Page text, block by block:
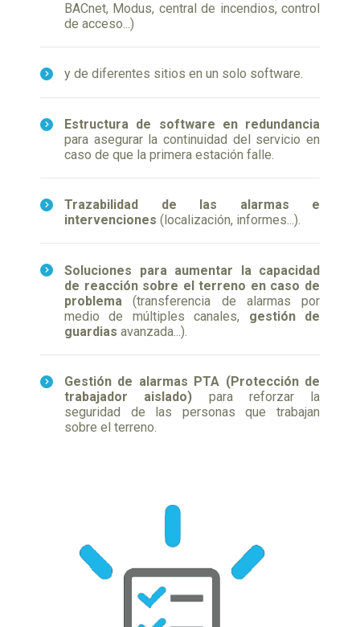
BACnet, Modus, central de incendios, control
de acceso...)
y de diferentes sitios en un solo software.
Estructura de software en redundancia
para asegurar la continuidad del servicio en
caso de que la primera estación falle.
Trazabilidad de las alarmas e
intervenciones (localización, informes...).
Soluciones para aumentar la capacidad
de reacción sobre el terreno en caso de
problema(transferencia de alarmas por
medio de múltiples canales, gestión de
guardias avanzada...).
Gestión de alarmas PTA (Protección de
trabajador aislado) para reforzar la
seguridad de las personas que trabajan
sobre el terreno.